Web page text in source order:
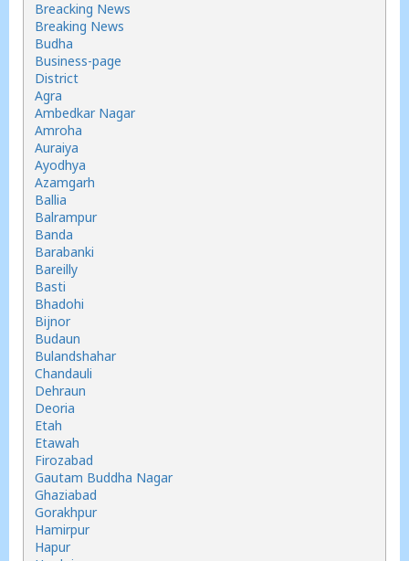
Breacking News
Breaking News
Budha
Business-page
District
Agra
Ambedkar Nagar
Amroha
Auraiya
Ayodhya
Azamgarh
Ballia
Balrampur
Banda
Barabanki
Bareilly
Basti
Bhadohi
Bijnor
Budaun
Bulandshahar
Chandauli
Dehraun
Deoria
Etah
Etawah
Firozabad
Gautam Buddha Nagar
Ghaziabad
Gorakhpur
Hamirpur
Hapur